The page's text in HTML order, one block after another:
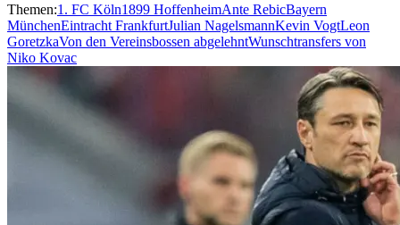
Themen:1. FC Köln1899 HoffenheimAnte RebicBayern
MünchenEintracht FrankfurtJulian NagelsmannKevin VogtLeon
GoretzkaVon den Vereinsbossen abgelehntWunschtransfers von
Niko Kovac